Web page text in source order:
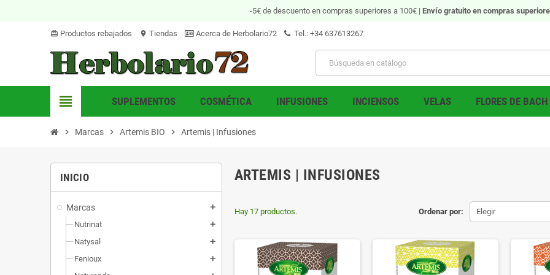
-5€ de descuento en compras superiores a 100€ | Envío gratuitoen compras
card_giftcard Productos rebajados location_on Tiendas Acerca de Herbolario72 Tel.: +34 637613267
view_headline SUPLEMENTOS COSMÉTICA INFUSIONES INCIENSOS VELAS FLORES DE BACH
chevron_right Marcas chevron_right Artemis BIO chevron_right Artemis | Infusiones
INICIO
Marcas add
Nutrinat add
Natysal add
Fenioux add
ARTEMIS | INFUSIONES
Ordenar por: Elegir
Hay 17 productos.